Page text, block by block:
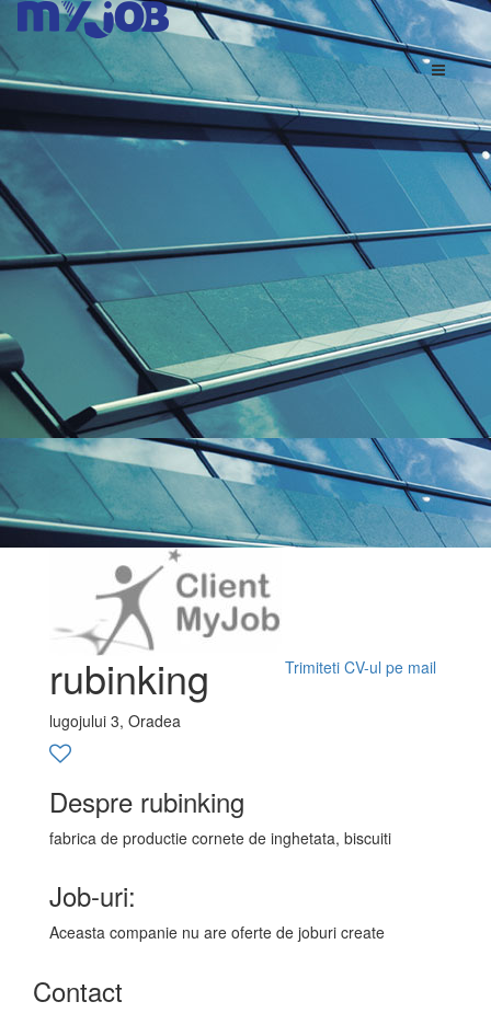
rubinking
lugojului 3, Oradea
Trimiteti CV-ul pe mail
Despre rubinking
fabrica de productie cornete de inghetata, biscuiti
Job-uri:
Aceasta companie nu are oferte de joburi create
Contact